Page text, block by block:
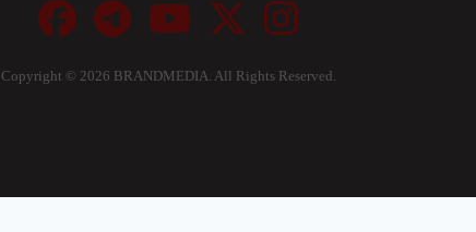
Copyright © 2026 BRANDMEDIA. All Rights Reserved.